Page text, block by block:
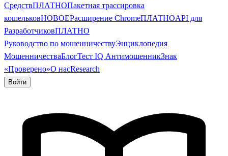
СредствПЛАТНОПакетная трассировка
кошельковНОВОЕРасширение ChromeПЛАТНОAPI для
РазработчиковПЛАТНО
Руководство по мошенничествуЭнциклопедия
МошенничестваБлогТест IQ АнтимошенникЗнак
«Проверено»О насResearch
Войти